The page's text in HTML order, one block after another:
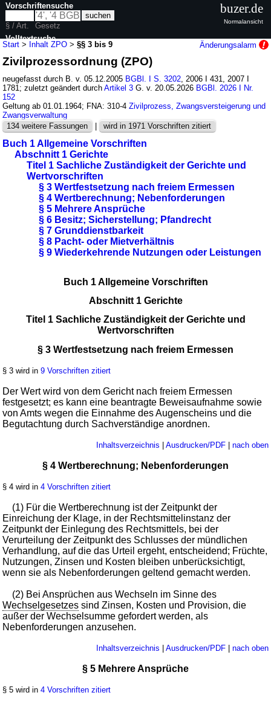
Start > Inhalt ZPO >§§ 3 bis 9 Änderungsalarm
Zivilprozessordnung (ZPO)
neugefasst durch B. v. 05.12.2005 BGBl. I S. 3202 , 2006 I 431, 2007 I
1781; zuletzt geändert durchArtikel 3 G. v. 20.05.2026 BGBl. 2026 I Nr.
152
Geltung ab 01.01.1964; FNA: 310-4Zivilprozess, Zwangsversteigerung und
Zwangsverwaltung
134 weitere Fassungen
| wird in 1971 Vorschriften zitiert
Buch 1 Allgemeine Vorschriften
Abschnitt 1 Gerichte
Titel 1 Sachliche Zuständigkeit der Gerichte und
Wertvorschriften
§ 3 Wertfestsetzung nach freiem Ermessen
§ 4 Wertberechnung; Nebenforderungen
§ 5 Mehrere Ansprüche
§ 6 Besitz; Sicherstellung; Pfandrecht
§ 7 Grunddienstbarkeit
§ 8 Pacht- oder Mietverhältnis
§ 9 Wiederkehrende Nutzungen oder Leistungen
Buch 1 Allgemeine Vorschriften
Abschnitt 1 Gerichte
Titel 1 Sachliche Zuständigkeit der Gerichte und
Wertvorschriften
§ 3 Wertfestsetzung nach freiem Ermessen
§ 3 wird in9 Vorschriften zitiert
Der Wert wird von dem Gericht nach freiem Ermessen
festgesetzt; es kann eine beantragte Beweisaufnahme sowie
von Amts wegen die Einnahme des Augenscheins und die
Begutachtung durch Sachverständige anordnen.
Inhaltsverzeichnis | Ausdrucken/PDF| nach oben
§ 4 Wertberechnung; Nebenforderungen
§ 4 wird in4 Vorschriften zitiert
(1) Für die Wertberechnung ist der Zeitpunkt der
Einreichung der Klage, in der Rechtsmittelinstanz der
Zeitpunkt der Einlegung des Rechtsmittels, bei der
Verurteilung der Zeitpunkt des Schlusses der mündlichen
Verhandlung, auf die das Urteil ergeht, entscheidend; Früchte,
Nutzungen, Zinsen und Kosten bleiben unberücksichtigt,
wenn sie als Nebenforderungen geltend gemacht werden.
(2) Bei Ansprüchen aus Wechseln im Sinne des
Wechselgesetzes sind Zinsen, Kosten und Provision, die
außer der Wechselsumme gefordert werden, als
Nebenforderungen anzusehen.
Inhaltsverzeichnis | Ausdrucken/PDF| nach oben
§ 5 Mehrere Ansprüche
§ 5 wird in4 Vorschriften zitiert
Vorschriftensuche
§ / Art.
Gesetz
Volltextsuche
nur in ZPO
buzer.de
Normalansicht